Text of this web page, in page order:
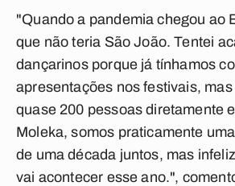
"Quando a pandemia chegou ao
que não teria São João. Tentei
dançarinos porque já tínhamos
apresentações nos festivais,
quase 200 pessoas diretamente
Moleka, somos praticamente
de uma década juntos, mas
vai acontecer esse ano.",